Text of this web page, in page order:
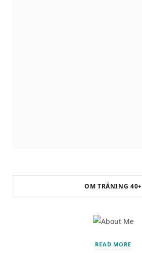
OM TRÄNING 40+
READ MORE